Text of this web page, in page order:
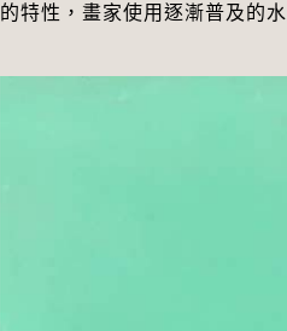
的特性，畫家使用逐漸普及的